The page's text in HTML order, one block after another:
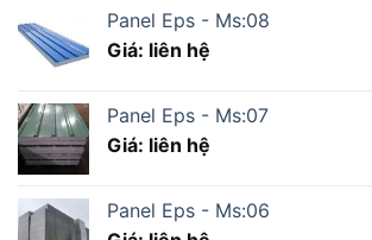
Panel Eps - Ms:08
Giá: liên hệ
Panel Eps - Ms:07
Giá: liên hệ
Panel Eps - Ms:06